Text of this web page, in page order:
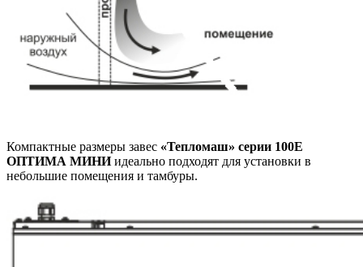
Компактные размеры завес «Тепломаш» серии 100Е
ОПТИМА МИНИидеально подходят для установки в
небольшие помещения и тамбуры.